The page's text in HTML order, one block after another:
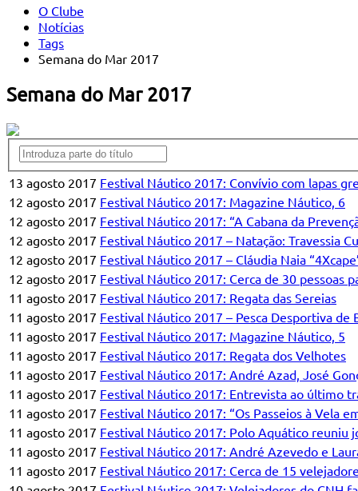
O Clube
Notícias
Tags
Semana do Mar 2017
Semana do Mar 2017
13 agosto 2017 Festival Náutico 2017: Convívio com lapas
12 agosto 2017 Festival Náutico 2017: Magazine Náutico, 6
12 agosto 2017 Festival Náutico 2017: “A Cabana da
12 agosto 2017 Festival Náutico 2017 – Natação: Travessia
12 agosto 2017 Festival Náutico 2017 – Cláudia Naia
12 agosto 2017 Festival Náutico 2017: Cerca de 30 pessoas
11 agosto 2017 Festival Náutico 2017: Regata das Sereias
11 agosto 2017 Festival Náutico 2017 – Pesca Desportiva de
11 agosto 2017 Festival Náutico 2017: Magazine Náutico, 5
11 agosto 2017 Festival Náutico 2017: Regata dos Velhotes
11 agosto 2017 Festival Náutico 2017: André Azad, José
11 agosto 2017 Festival Náutico 2017: Entrevista ao último
11 agosto 2017 Festival Náutico 2017: “Os Passeios à Vela
11 agosto 2017 Festival Náutico 2017: Polo Aquático reuniu
11 agosto 2017 Festival Náutico 2017: André Azevedo e
11 agosto 2017 Festival Náutico 2017: Cerca de 15